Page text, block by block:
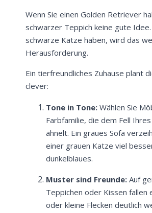
Wenn Sie einen Golden Retriever
schwarzer Teppich keine gute Idee.
schwarze Katze haben, wird das
Herausforderung.
Ein tierfreundliches Zuhause plant
clever:
Tone in Tone: Wählen Sie
Farbfamilie, die dem Fell
ähnelt. Ein graues Sofa
einer grauen Katze viel
dunkelblaues.
Muster sind Freunde: Auf
Teppichen oder Kissen fallen
oder kleine Flecken deutlich